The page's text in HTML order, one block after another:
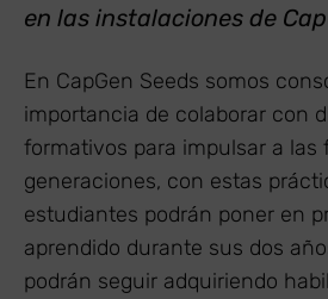
en las instalaciones de
En CapGen Seeds somos
importancia de colaborar con
formativos para impulsar a las
generaciones, con estas
estudiantes podrán poner en
aprendido durante sus dos
podrán seguir adquiriendo